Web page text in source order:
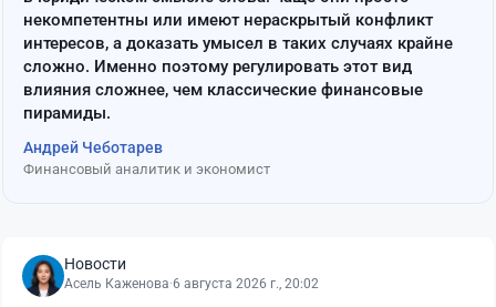
некомпетентны или имеют нераскрытый конфликт
интересов, а доказать умысел в таких случаях крайне
сложно. Именно поэтому регулировать этот вид
влияния сложнее, чем классические финансовые
пирамиды.
Андрей Чеботарев
Финансовый аналитик и экономист
Новости
Асель Каженова·6 августа 2026 г., 20:02